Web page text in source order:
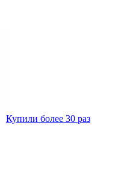
Купили более 30 раз